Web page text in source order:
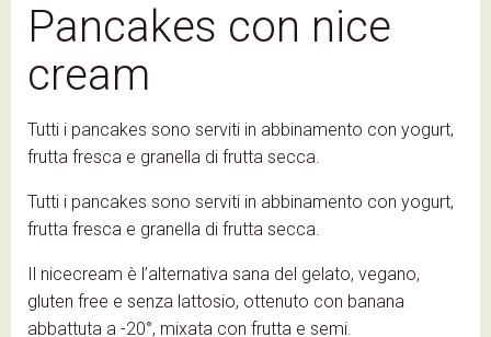
Pancakes con nice
cream
Tutti i pancakes sono serviti in abbinamento con yogurt,
frutta fresca e granella di frutta secca.
Tutti i pancakes sono serviti in abbinamento con yogurt,
frutta fresca e granella di frutta secca.
Il nicecream è l’alternativa sana del gelato, vegano,
gluten free e senza lattosio, ottenuto con banana
abbattuta a -20°, mixata con frutta e semi.